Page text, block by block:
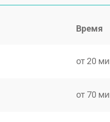
Время
от 20
от 70